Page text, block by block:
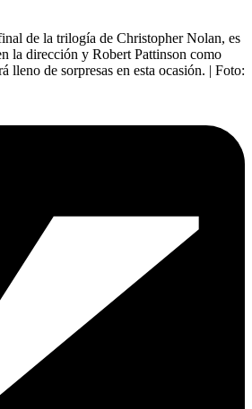
de la trilogía de Christopher Nolan, es
la dirección y Robert Pattinson como
lleno de sorpresas en esta ocasión. | Foto: